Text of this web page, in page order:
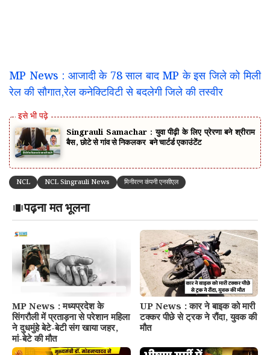
MP News : आजादी के 78 साल बाद MP के इस जिले को मिली
रेल की सौगात,रेल कनेक्टिविटी से बदलेगी जिले की तस्वीर
Singrauli Samachar : युवा पीढ़ी के लिए प्रेरणा बने श्रीराम
बैस, छोटे से गांव से निकलकर बने चार्टर्ड एकाउंटेंट
NCL NCL Singrauli News मिनीरत्न कंपनी एनसीएल
पढ़ना मत भूलना
MP News : मध्यप्रदेश के
सिंगरौली में प्रताड़ना से परेशान महिला
ने दुधमुंहे बेटे-बेटी संग खाया जहर,
मां-बेटे की मौत
UP News : कार ने बाइक को मारी
टक्कर पीछे से ट्रक ने रौंदा, युवक की
मौत